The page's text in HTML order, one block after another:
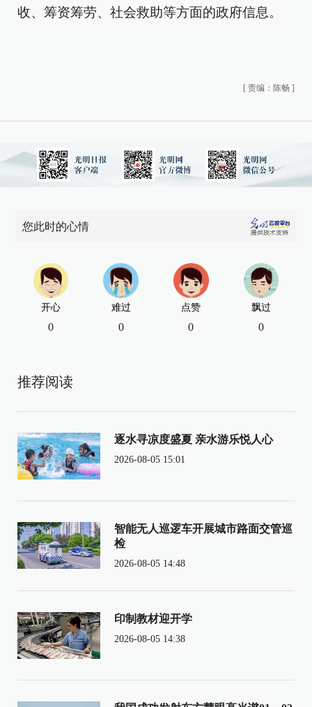
收、筹资筹劳、社会救助等方面的政府信息。
[ 责编：陈畅 ]
您此时的心情
开心
0
难过
0
点赞
0
飘过
0
推荐阅读
逐水寻凉度盛夏 亲水游乐悦人心
2026-08-05 15:01
智能无人巡逻车开展城市路面交管巡
检
2026-08-05 14:48
印制教材迎开学
2026-08-05 14:38